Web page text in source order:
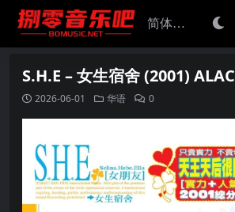
S.H.E – 女生宿舍 (2001) ALAC
2026-06-01 华语 0